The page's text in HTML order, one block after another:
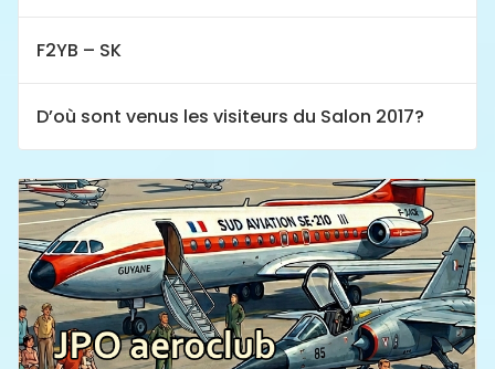
F2YB – SK
D’où sont venus les visiteurs du Salon 2017?